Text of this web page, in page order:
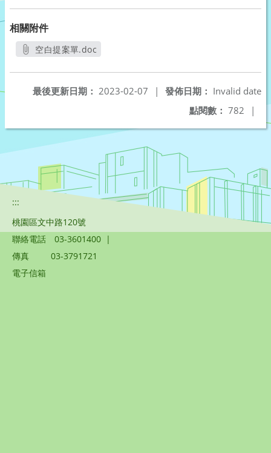
相關附件
空白提案單.doc
發佈日期： Invalid date
最後更新日期： 2023-02-07
|
點閱數： 782 |
:::
桃園區文中路120號
聯絡電話
03-3601400 |
傳真
03-3791721
電子信箱